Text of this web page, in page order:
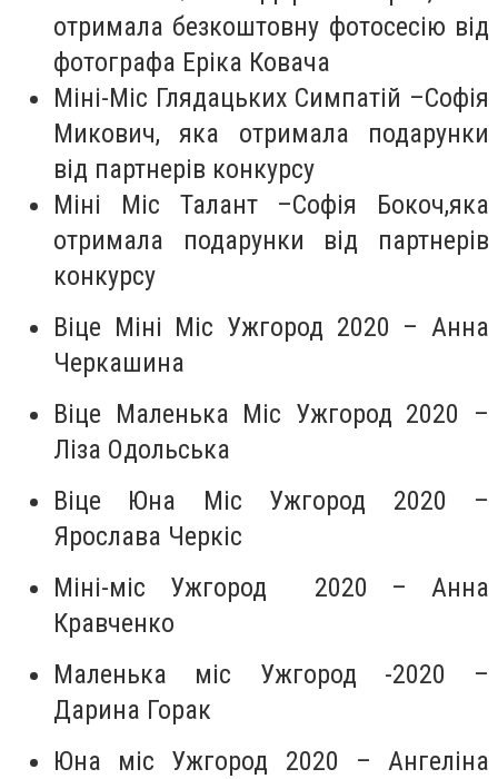
отримала безкоштовну фотосесію від
фотографа Еріка Ковача
Міні-Міс Глядацьких Симпатій –Софія
Микович, яка отримала подарунки
від партнерів конкурсу
Міні Міс Талант –Софія Бокоч,яка
отримала подарунки від партнерів
конкурсу
Віце Міні Міс Ужгород 2020 – Анна
Черкашина
Віце Маленька Міс Ужгород 2020 –
Ліза Одольська
Віце Юна Міс Ужгород 2020 –
Ярослава Черкіс
Міні-міс Ужгород 2020 – Анна
Кравченко
Маленька міс Ужгород -2020 –
Дарина Горак
Юна міс Ужгород 2020 – Ангеліна